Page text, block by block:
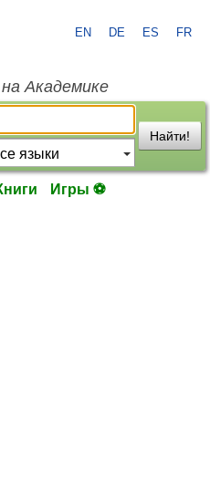
EN DE ES FR
Академике
Найти!
Игры ⚽